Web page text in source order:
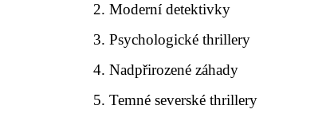
Moderní detektivky
Psychologické thrillery
Nadpřirozené záhady
Temné severské thrillery